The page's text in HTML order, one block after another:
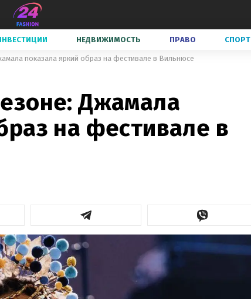
НЕДВИЖИМОСТЬ ПРАВО СПОРТ
показала яркий образ на фестивале в Вильнюсе
Джамала
на фестивале в